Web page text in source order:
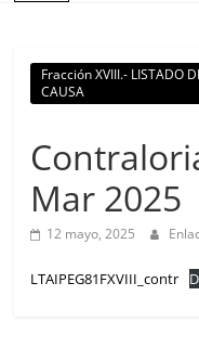
Fracción XVIII.- LISTADO
CAUSA
Mar 2025
12 mayo, 2025
LTAIPEG81FXVIII_contr